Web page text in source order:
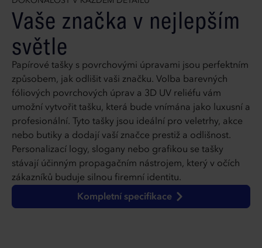
Vaše značka v nejlepším
světle
Papírové tašky s povrchovými úpravami jsou perfektním
způsobem, jak odlišit vaši značku. Volba barevných
fóliových povrchových úprav a 3D UV reliéfu vám
umožní vytvořit tašku, která bude vnímána jako luxusní a
profesionální. Tyto tašky jsou ideální pro veletrhy, akce
nebo butiky a dodají vaší značce prestiž a odlišnost.
Personalizací logy, slogany nebo grafikou se tašky
stávají účinným propagačním nástrojem, který v očích
zákazníků buduje silnou firemní identitu.
Kompletní specifikace